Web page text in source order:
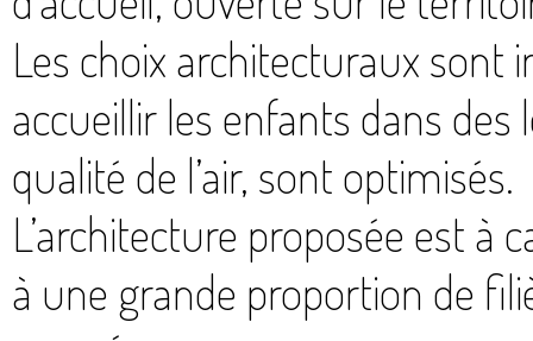
Les choix architecturaux sont
accueillir les enfants dans des
qualité de l’air, sont optimisés.
L’architecture proposée est à
à une grande proportion de